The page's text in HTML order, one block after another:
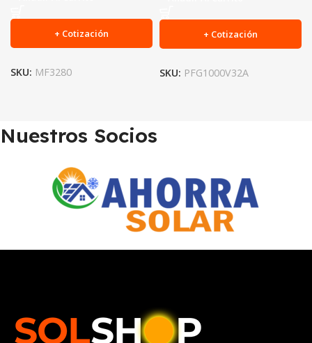
+ Cotización
SKU: MF3280
+ Cotización
SKU: PFG1000V32A
Nuestros Socios